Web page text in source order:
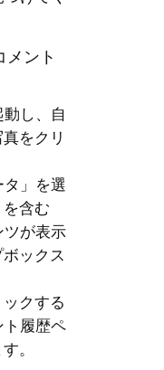
メント
し、自
をクリ
タ」を選
含む
ツが表示
ックス
ックする
ト履歴ペ
。